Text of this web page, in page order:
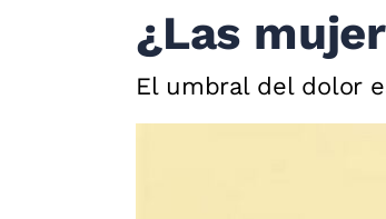
¿Las
El umbral del dolor